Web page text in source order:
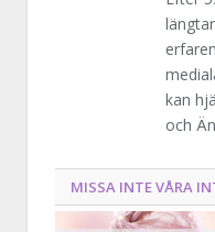
kan
och
MISSA INTE VÅRA